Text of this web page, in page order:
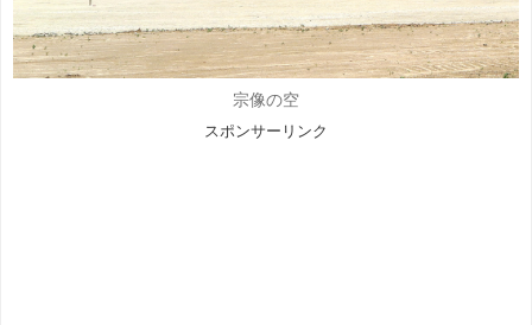
宗像の空
スポンサーリンク